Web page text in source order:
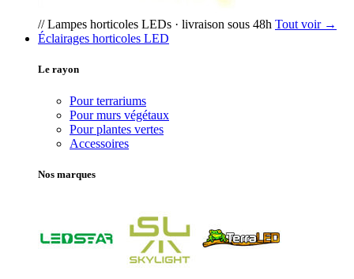
// Lampes horticoles LEDs · livraison sous 48h Tout voir →
Éclairages horticoles LED
Le rayon
Pour terrariums
Pour murs végétaux
Pour plantes vertes
Accessoires
Nos marques